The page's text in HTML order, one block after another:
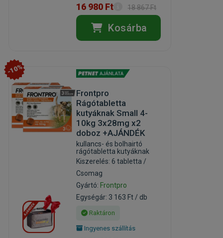
16 980 Ft 18 867 Ft
Kosárba
-10%
Frontpro
Rágótabletta
kutyáknak Small 4-
10kg 3x28mg x2
doboz +AJÁNDÉK
kullancs- és bolhairtó
rágótabletta kutyáknak
Kiszerelés: 6 tabletta /
Csomag
Gyártó: Frontpro
Egységár: 3 163 Ft / db
Raktáron
Ingyenes szállítás